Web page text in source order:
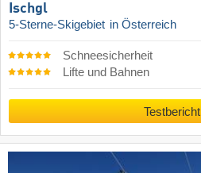
Ischgl
5-Sterne-Skigebiet in Österreich
Schneesicherheit
Lifte und Bahnen
Testbericht